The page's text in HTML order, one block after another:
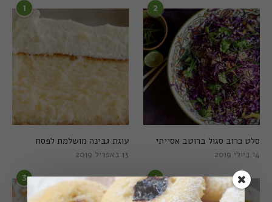
1
עוגת גבינה מושלמת לפסח
13 באפריל 2019
2
סלט כרוב סגול ברוטב אסייתי
14 ביולי 2019
3 4